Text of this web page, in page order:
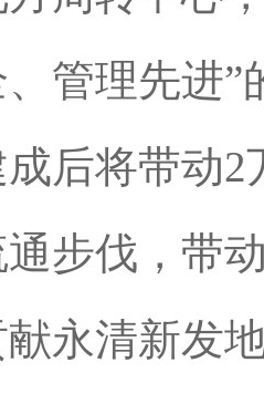
管理先进
后将带动
步伐，带
永清新发